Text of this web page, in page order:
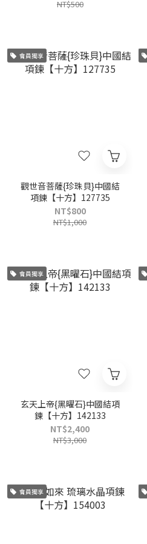
NT$500
會員獨享
觀世音菩薩{珍珠貝}中國結
項鍊【十方】127735
NT$800
NT$1,000
會員獨享
玄天上帝{黑曜石}中國結項
鍊【十方】142133
NT$2,400
NT$3,000
會員獨享